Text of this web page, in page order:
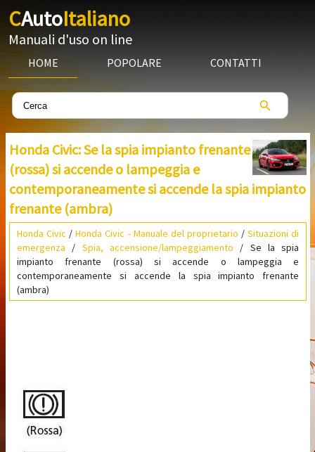
CAutoItaliano
Manuali d'uso on line
HOME POPOLARE CONTATTI
Honda Civic: Se la spia impianto frenante
(rossa) si accende o lampeggia e
contemporaneamente si accende la spia impianto
frenante (ambra)
Honda Civic /Honda Civic - Manuale del proprietario /Situazioni di
emergenza / Spia, accensione/lampeggiamento / Se la spia
impianto frenante (rossa) si accende o lampeggia e
contemporaneamente si accende la spia impianto frenante
(ambra)